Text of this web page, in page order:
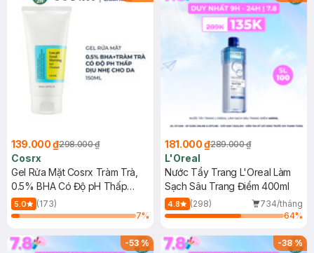
139.000 ₫298.000 ₫
Cosrx
Gel Rửa Mặt Cosrx Tràm Trà,
0.5% BHA Có Độ pH Thấp
150ml
5.0
(173)
7%
181.000 ₫289.000 ₫
L'Oreal
Nước Tẩy Trang L'Oreal Làm
Sạch Sâu Trang Điểm 400ml
4.8 (298)
734/tháng
64%
-53% -38%